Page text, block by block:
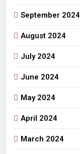
September 2024
August 2024
July 2024
June 2024
May 2024
April 2024
March 2024